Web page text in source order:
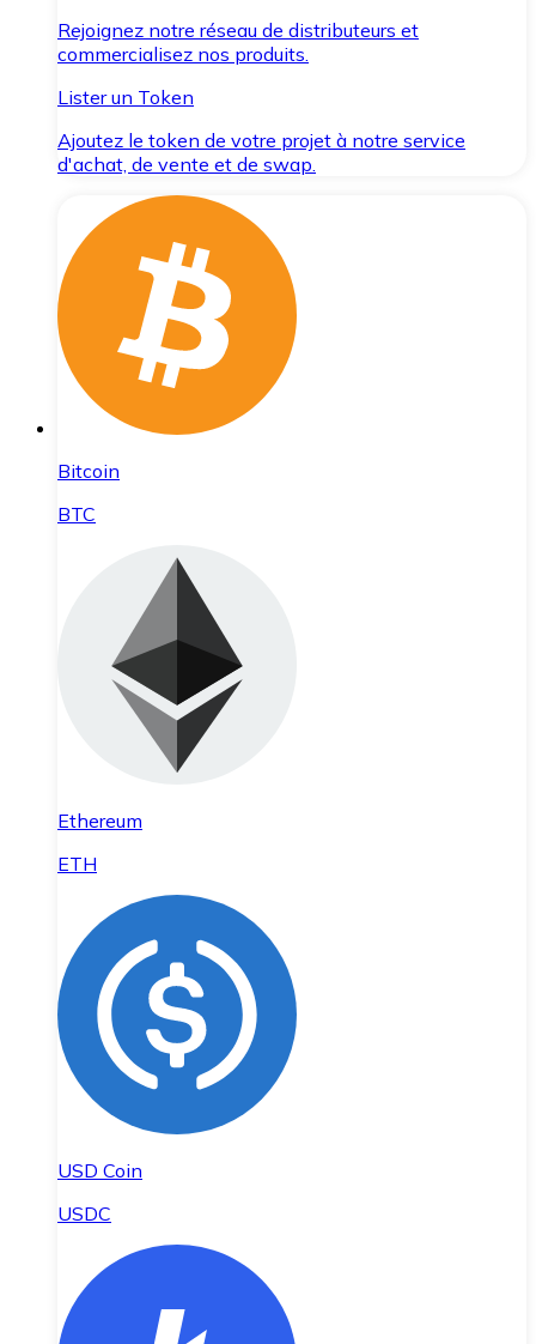
Rejoignez notre réseau de distributeurs et
commercialisez nos produits.
Lister un Token
Ajoutez le token de votre projet à notre service
d'achat, de vente et de swap.
Bitcoin
BTC
Ethereum
ETH
USD Coin
USDC